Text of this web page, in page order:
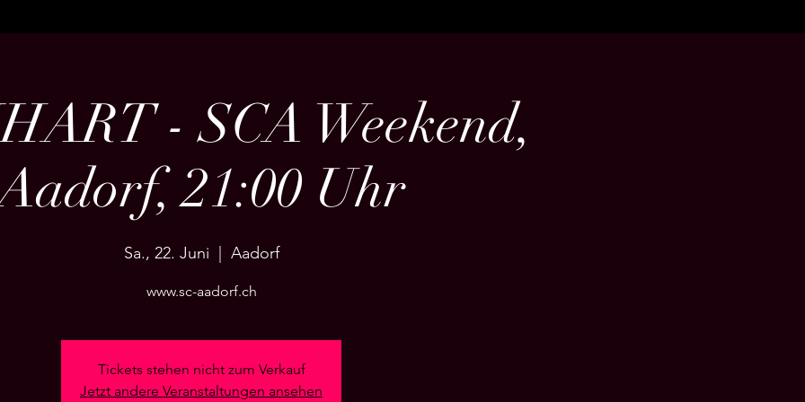
- SCA Weekend,
21:00 Uhr
Sa., 22. Juni Aadorf
www.sc-aadorf.ch
Tickets stehen nicht zum Verkauf
Jetzt andere Veranstaltungen ansehen